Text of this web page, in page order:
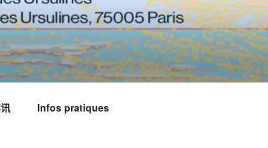
Infos pratiques